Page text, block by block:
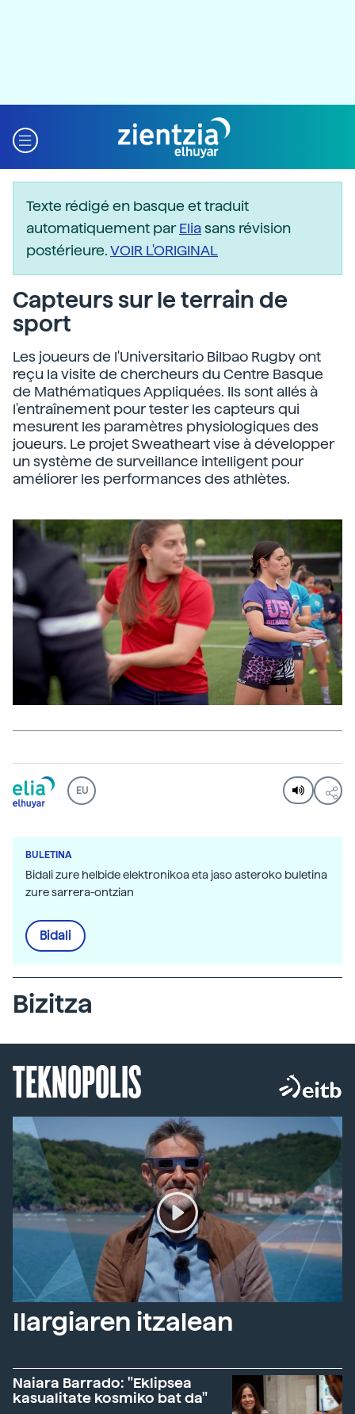
Texte rédigé en basque et traduit
automatiquement parEliasans révision
postérieure.VOIR L'ORIGINAL
Capteurs sur le terrain de
sport
Les joueurs de l'Universitario Bilbao Rugby ont
reçu la visite de chercheurs du Centre Basque
de Mathématiques Appliquées. Ils sont allés à
l'entraînement pour tester les capteurs qui
mesurent les paramètres physiologiques des
joueurs. Le projet Sweatheart vise à développer
un système de surveillance intelligent pour
améliorer les performances des athlètes.
EU
BULETINA
Bidali zure helbide elektronikoa eta jaso asteroko buletina
zure sarrera-ontzian
Bidali
Bizitza
TEKNOPOLIS
Ilargiaren itzalean
Naiara Barrado: "Eklipsea
kasualitate kosmiko bat da"